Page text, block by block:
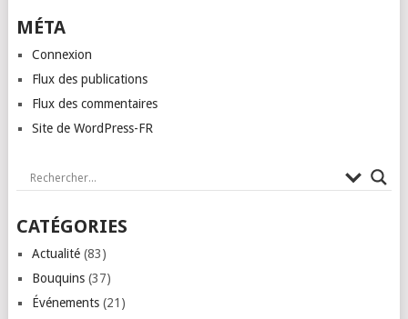
MÉTA
Connexion
Flux des publications
Flux des commentaires
Site de WordPress-FR
CATÉGORIES
Actualité(83)
Bouquins(37)
Événements(21)